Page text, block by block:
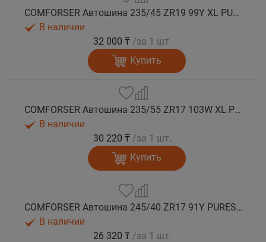
COMFORSER Автошина 235/45 ZR19 99Y XL PURESPEED лето
В наличии
32 000 ₸ /за 1 шт.
Купить
COMFORSER Автошина 235/55 ZR17 103W XL PURESPEED лето
В наличии
30 220 ₸ /за 1 шт.
Купить
COMFORSER Автошина 245/40 ZR17 91Y PURESPEED лето
В наличии
26 320 ₸ /за 1 шт.